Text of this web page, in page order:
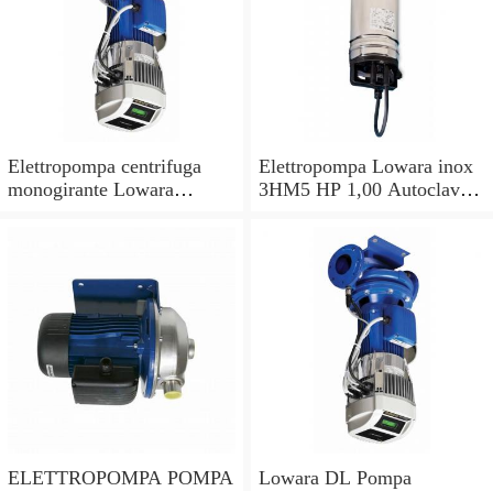
Elettropompa centrifuga
monogirante Lowara
Elettropompa Lowara inox
3HM5 HP 1,00 Autoclave
ELETTROPOMPA POMPA
Lowara DL Pompa